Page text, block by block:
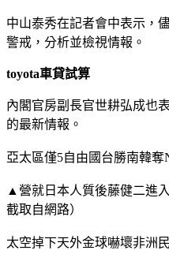
中山泰秀在記者會中表示，
警戒，分析並檢視情報。
toyota車貸試算
內閣官房副長官世耕弘成也
的最新情報。
亞太區僅5自由國台勝南韓奪
▲營就日本人質後藤健二進
截取自網路）
太空掉下天外金球嚇壞非洲